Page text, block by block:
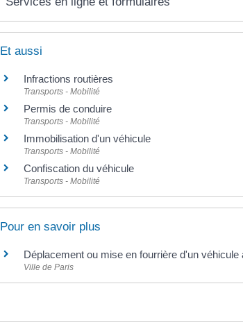
Et aussi
Infractions routières
Transports - Mobilité
Permis de conduire
Transports - Mobilité
Immobilisation d'un véhicule
Transports - Mobilité
Confiscation du véhicule
Transports - Mobilité
Pour en savoir plus
Déplacement ou mise en fourrière d'un véhicule
Ville de Paris